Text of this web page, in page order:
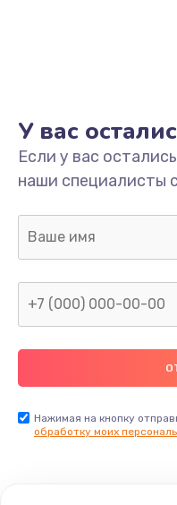
Не
Не
У вас
Если у вас
наши специалисты
Нажимая на кнопку
обработку моих